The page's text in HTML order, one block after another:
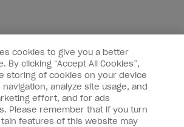
cookies to give you a better
By clicking “Accept All Cookies”,
storing of cookies on your device
analyze site usage, and
effort, and for ads
Please remember that if you turn
features of this website may